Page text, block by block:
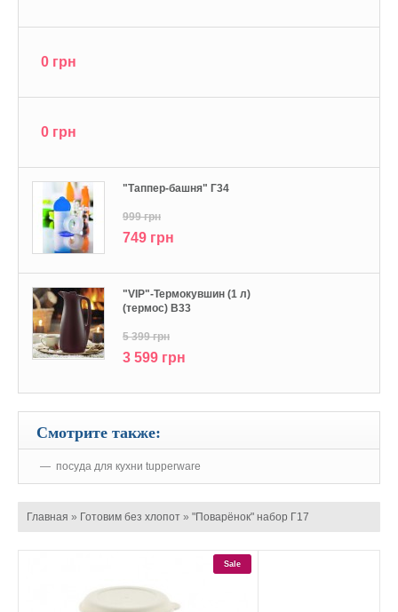
0 грн
0 грн
"Tаппер-башня" Г34
999 грн
749 грн
"VIP"-Термокувшин (1 л)
(термос) В33
5 399 грн
3 599 грн
Смотрите также:
посуда для кухни tupperware
Главная » Готовим без хлопот » "Поварёнок" набор Г17
Sale